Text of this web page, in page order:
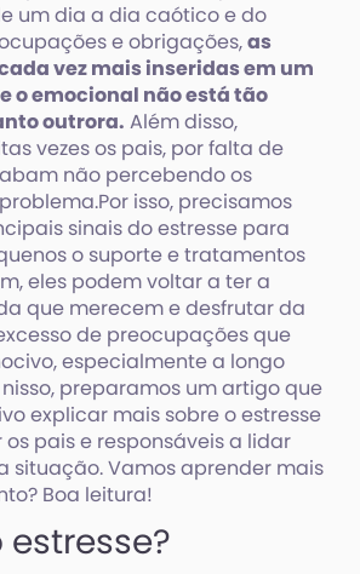
um dia a dia caótico e do
e obrigações,as
vez mais inseridas em um
o emocional não está tão
outrora. Além disso,
vezes os pais, por falta de
não percebendo os
isso, precisamos
sinais do estresse para
o suporte e tratamentos
eles podem voltar a ter a
que merecem e desfrutar da
de preocupações que
especialmente a longo
preparamos um artigo que
explicar mais sobre o estresse
pais e responsáveis a lidar
situação. Vamos aprender mais
Boa leitura!
estresse?